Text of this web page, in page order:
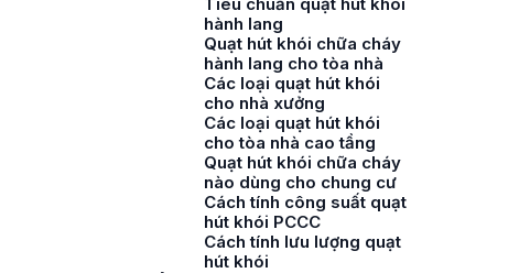
hành lang
Quạt hút khói chữa cháy
hành lang cho tòa nhà
Các loại quạt hút khói
cho nhà xưởng
Các loại quạt hút khói
cho tòa nhà cao tầng
Quạt hút khói chữa cháy
nào dùng cho chung cư
Cách tính công suất quạt
hút khói PCCC
Cách tính lưu lượng quạt
hút khói